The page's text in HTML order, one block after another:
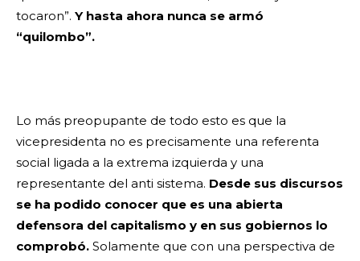
tocaron”. Y hasta ahora nunca se armó
“quilombo”.
Lo más preopupante de todo esto es que la
vicepresidenta no es precisamente una referenta
social ligada a la extrema izquierda y una
representante del anti sistema. Desde sus discursos
se ha podido conocer que es una abierta
defensora del capitalismo y en sus gobiernos lo
comprobó. Solamente que con una perspectiva de